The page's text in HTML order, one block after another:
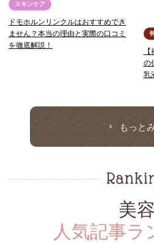
スキンケア
ドモホルンリンクルはおすすめでき
ません？本当の理由と実際の口コミ
を徹底解説！
の
乳
もっと
美容
人気記事ラ